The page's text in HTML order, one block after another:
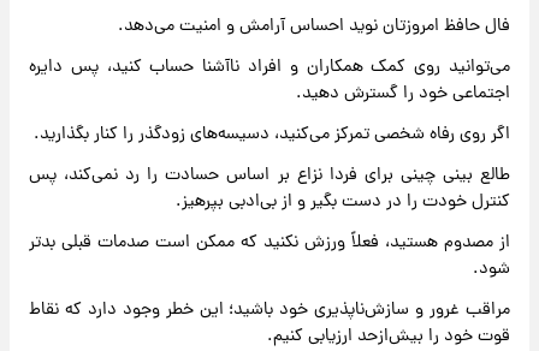
فال حافظ امروزتان نوید احساس آرامش و امنیت می‌دهد.
می‌توانید روی کمک همکاران و افراد ناآشنا حساب کنید، پس دایره
اجتماعی خود را گسترش دهید.
اگر روی رفاه شخصی تمرکز می‌کنید، دسیسه‌های زودگذر را کنار بگذارید.
طالع بینی چینی برای فردا نزاع بر اساس حسادت را رد نمی‌کند، پس
کنترل خودت را در دست بگیر و از بی‌ادبی بپرهیز.
از مصدوم هستید، فعلاً ورزش نکنید که ممکن است صدمات قبلی بدتر
شود.
مراقب غرور و سازش‌ناپذیری خود باشید؛ این خطر وجود دارد که نقاط
قوت خود را بیش‌ازحد ارزیابی کنیم.